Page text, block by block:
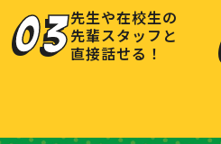
03先生や在校生の
先輩スタッフと
直接話せる！